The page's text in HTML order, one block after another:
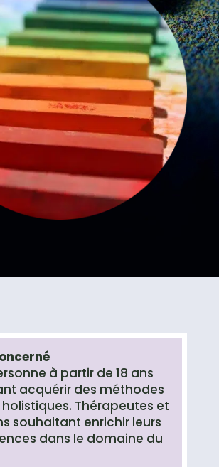
à partir de 18 ans
acquérir des méthodes
Thérapeutes et
souhaitant enrichir leurs
dans le domaine du